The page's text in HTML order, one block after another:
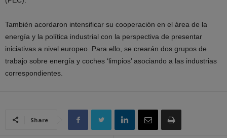
También acordaron intensificar su cooperación en el área de la
energía y la política industrial con la perspectiva de presentar
iniciativas a nivel europeo. Para ello, se crearán dos grupos de
trabajo sobre energía y coches ‘limpios’ asociando a las industrias
correspondientes.
Share